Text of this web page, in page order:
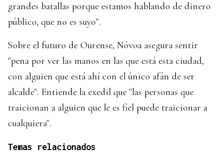
grandes batallas porque estamos hablando de dinero
público, que no es suyo".
Sobre el futuro de Ourense, Nóvoa asegura sentir
"pena por ver las manos en las que está esta ciudad,
con alguien que está ahí con el único afán de ser
alcalde". Entiende la exedil que "las personas que
traicionan a alguien que le es fiel puede traicionar a
cualquiera".
Temas relacionados